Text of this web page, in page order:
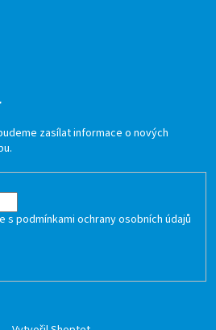
zasílat informace o nových
s podmínkami ochrany osobních údajů